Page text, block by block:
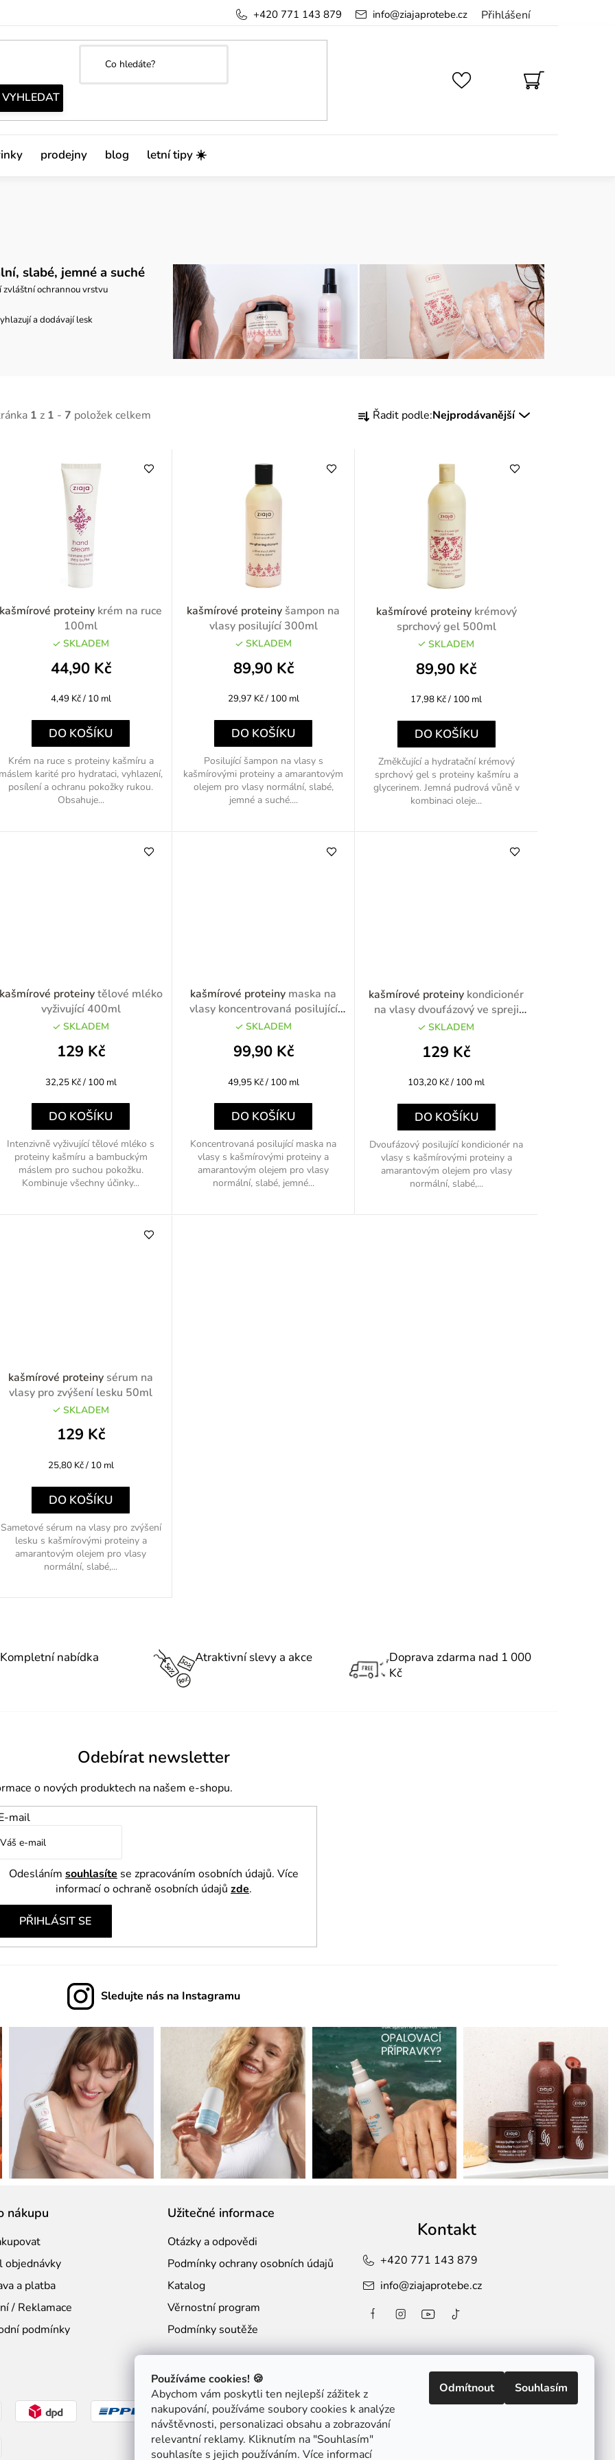
Používáme cookies! 🍪
Abychom vám poskytli ten nejlepší zážitek z
nakupování, používáme soubory cookies k analýze
návštěvnosti, personalizaci obsahu a zobrazování
relevantní reklamy. Kliknutím na "Souhlasím"
souhlasíte s jejich používáním. Více informací
Odmítnout Souhlasím
Přihlášení
info@ziajaprotebe.cz
+420 771 143 879
NÁKUPNÍ
KOŠÍK
prodejny blog letní tipy ☀️
slabé, jemné a suché
zvláštní ochrannou vrstvu
a dodávají lesk
1 z 1 - 7 položek celkem
Ř Řadit podle:Nejprodávanější
pkašmírové proteiny krém na ruce
100ml
SKLADEM
44,90 Kč
Měrná
4,49 Kč / 10 ml
DO KOŠÍKU
Krém na ruce s proteiny kašmíru a
máslem karité pro hydrataci, vyhlazení,
posílení a ochranu pokožky rukou.
Obsahuje...
kašmírové proteiny šampon na
vlasy posilující 300ml
SKLADEM
89,90 Kč
Měrná
29,97 Kč / 100 ml
DO KOŠÍKU
Posilující šampon na vlasy s
kašmírovými proteiny a amarantovým
olejem pro vlasy normální, slabé,
jemné a suché....
kašmírové proteiny krémový
sprchový gel 500ml
SKLADEM
89,90 Kč
Měrná
17,98 Kč / 100 ml
DO KOŠÍKU
Změkčující a hydratační krémový
sprchový gel s proteiny kašmíru a
glycerinem. Jemná pudrová vůně v
kombinaci oleje...
kašmírové proteinytělové mléko
vyživující 400ml
SKLADEM
129 Kč
Měrná
32,25 Kč / 100 ml
DO KOŠÍKU
Intenzivně vyživující tělové mléko s
proteiny kašmíru a bambuckým
máslem pro suchou pokožku.
Kombinuje všechny účinky...
kašmírové proteiny maska na
vlasy koncentrovaná posilující
200ml
SKLADEM
99,90 Kč
Měrná
49,95 Kč / 100 ml
DO KOŠÍKU
Koncentrovaná posilující maska na
vlasy s kašmírovými proteiny a
amarantovým olejem pro vlasy
normální, slabé, jemné...
kašmírové proteiny kondicionér
na vlasy dvoufázový ve spreji
125ml
SKLADEM
129 Kč
Měrná
103,20 Kč / 100 ml
DO KOŠÍKU
Dvoufázový posilující kondicionér na
vlasy s kašmírovými proteiny a
amarantovým olejem pro vlasy
normální, slabé,...
kašmírové proteiny sérum na
vlasy pro zvýšení lesku 50ml
SKLADEM
129 Kč
Měrná
25,80 Kč / 10 ml
DO KOŠÍKU
Sametové sérum na vlasy pro zvýšení
lesku s kašmírovými proteiny a
amarantovým olejem pro vlasy
normální, slabé,...
l
v
v
s
Kompletní nabídka Atraktivní slevy a akce
Doprava zdarma nad 1 000
Kč
Odebírat newsletter
o nových produktech na našem e-shopu.
mail
Odesláním souhlasíte se zpracováním osobních údajů. Více
informací o ochraně osobních údajů zde.
PŘIHLÁSIT SE
Sledujte nás na Instagramu
nákupu
objednávky
a platba
/ Reklamace
podmínky
Užitečné informace
Otázky a odpovědi
Podmínky ochrany osobních údajů
Katalog
Věrnostní program
Podmínky soutěže
Kontakt
info@ziajaprotebe.cz
+420 771 143 879
Způsoby
platby: